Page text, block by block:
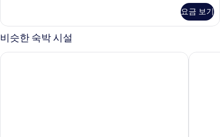
모
두
보
자
세
히
기
2
연
결
셜
스
위
트,
침
요금 보기
비슷한 숙박 시설
카덴쇼, 아라시야마 온센, 교토 - 교리츠 리조트 온야도